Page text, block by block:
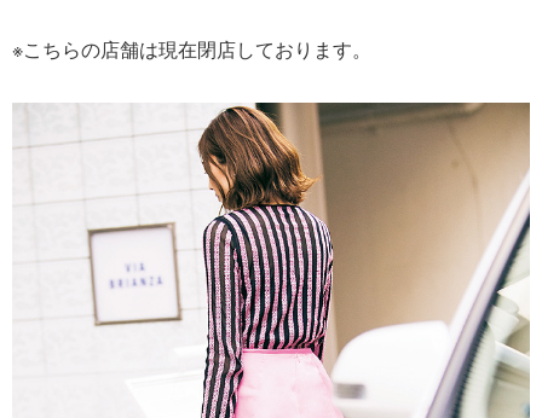
※こちらの店舗は現在閉店しております。